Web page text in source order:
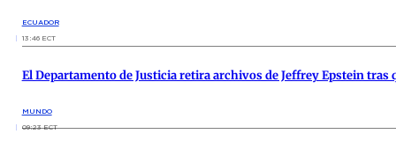
ECUADOR
13:46 ECT
El Departamento de Justicia retira archivos de Jeffrey Epstein tras
MUNDO
09:23 ECT